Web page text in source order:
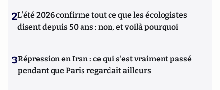
2L’été 2026 confirme tout ce que les écologistes
disent depuis 50 ans : non, et voilà pourquoi
3Répression en Iran : ce qui s'est vraiment passé
pendant que Paris regardait ailleurs